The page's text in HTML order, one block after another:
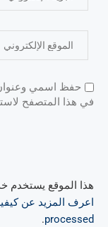
حفظ اسمي وعنوان
في هذا المتصفح
هذا الموقع يستخدم
اعرف المزيد عن
processed
.